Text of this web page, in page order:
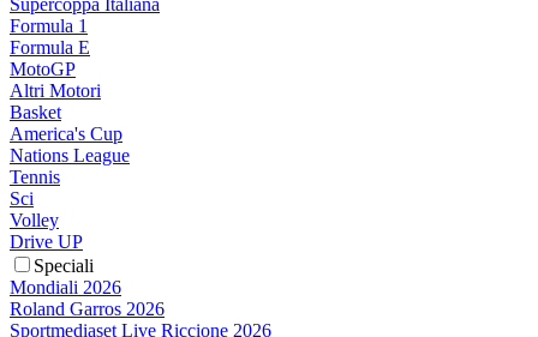
Formula 1
Formula E
MotoGP
Altri Motori
Basket
America's Cup
Nations League
Tennis
Sci
Volley
Drive UP
Speciali
Mondiali 2026
Roland Garros 2026
Sportmediaset Live Riccione 2026